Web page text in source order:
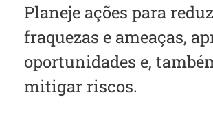
Planeje ações para
fraquezas e ameaças,
oportunidades e,
mitigar riscos.